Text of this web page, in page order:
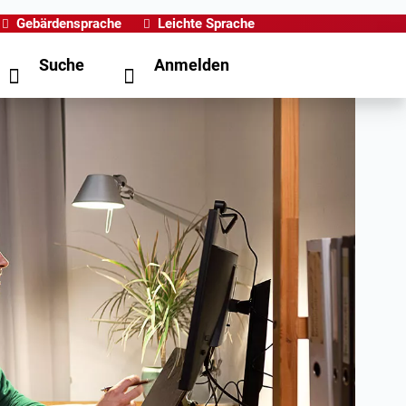
Gebärdensprache Leichte Sprache
Suche Anmelden